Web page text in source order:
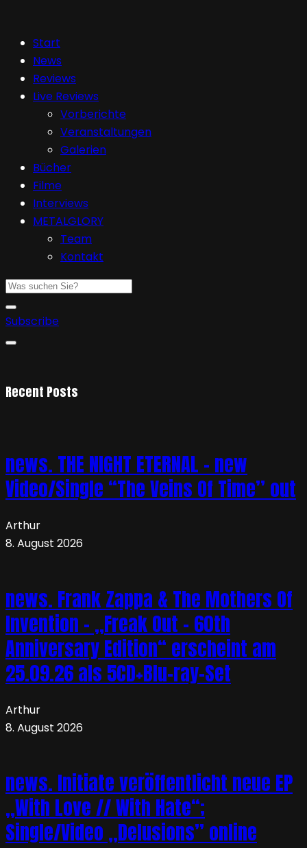
Start
News
Reviews
Live Reviews
Vorberichte
Veranstaltungen
Galerien
Bücher
Filme
Interviews
METALGLORY
Team
Kontakt
Subscribe
Recent Posts
news. THE NIGHT ETERNAL – new
Video/Single “The Veins Of Time” out
Arthur
8. August 2026
news. Frank Zappa & The Mothers Of
Invention – „Freak Out – 60th
Anniversary Edition“ erscheint am
25.09.26 als 5CD+Blu-ray-Set
Arthur
8. August 2026
news. Initiate veröffentlicht neue EP
„With Love // With Hate“;
Single/Video „Delusions” online